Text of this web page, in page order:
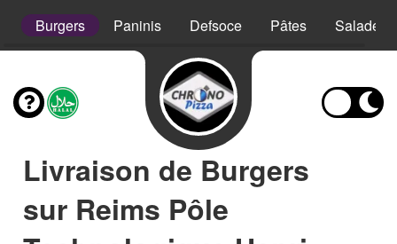
Burgers Paninis Defsoce Pâtes Salades
Livraison de Burgers
sur Reims Pôle